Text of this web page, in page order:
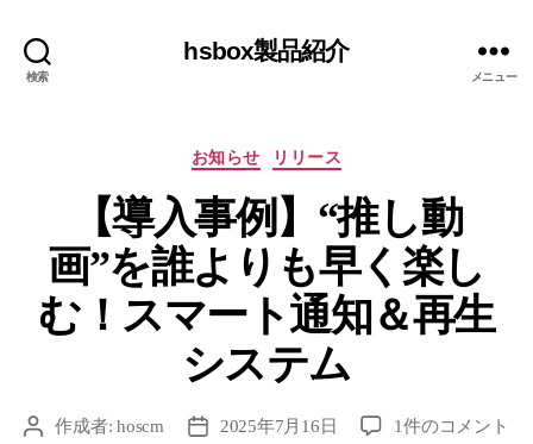
検索
hsbox製品紹介
メニュー
カ
ゴ
リ
ー
お知らせ リリース
【導入事例】“推し動
画”を誰よりも早く楽し
む！スマート通知＆再生
システム
投
作成者:hoscm
投
2025年7月16日
【導
1件のコメント